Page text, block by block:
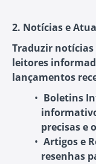
2. Notícias e
Traduzir
leitores
lançamentos
Boletins
precisas e
Artigos e
resenhas